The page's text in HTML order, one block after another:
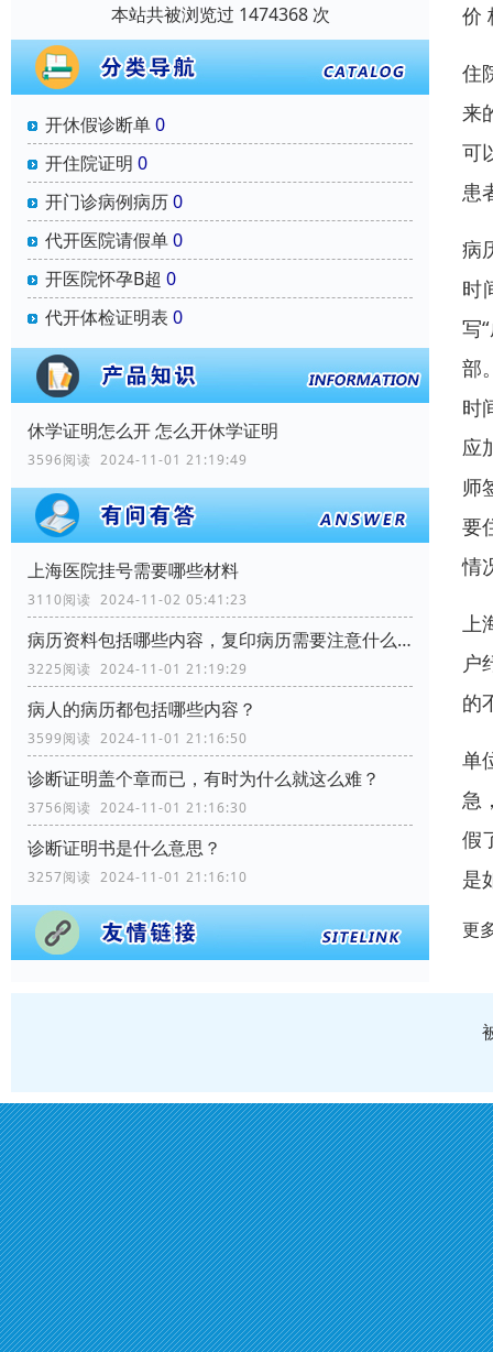
本站共被浏览过 1474368 次
开休假诊断单0
开住院证明 0
开门诊病例病历0
代开医院请假单0
开医院怀孕B超 0
代开体检证明表 0
休学证明怎么开 怎么开休学证明
3596阅读 2024-11-01 21:19:49
上海医院挂号需要哪些材料
3110阅读 2024-11-02 05:41:23
病历资料包括哪些内容，复印病历需要注意什么？
3225阅读 2024-11-01 21:19:29
病人的病历都包括哪些内容？
3599阅读 2024-11-01 21:16:50
诊断证明盖个章而已，有时为什么就这么难？
3756阅读 2024-11-01 21:16:30
诊断证明书是什么意思？
3257阅读 2024-11-01 21:16:10
价
住
来
可
患
病
时
写
部
时
应
师
要
情
上
户
的
单
急
假
是
更